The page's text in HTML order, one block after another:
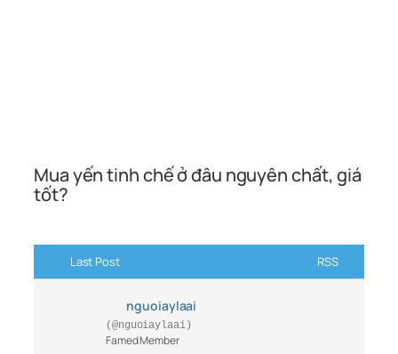
Mua yến tinh chế ở đâu nguyên chất, giá
tốt?
Last Post RSS
nguoiaylaai
(@nguoiaylaai)
Famed Member